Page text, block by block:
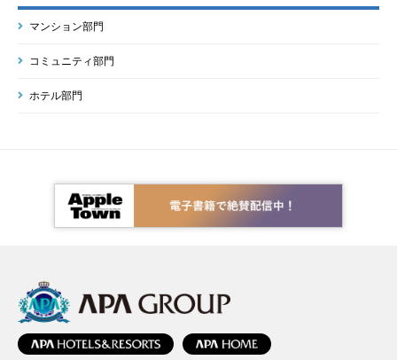
マンション部門
コミュニティ部門
ホテル部門